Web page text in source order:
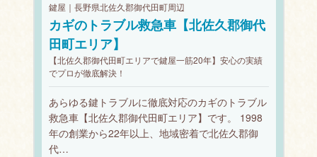
鍵屋｜長野県北佐久郡御代田町周辺
カギのトラブル救急車【北佐久郡御代
田町エリア】
【北佐久郡御代田町エリアで鍵屋一筋20年】安心の実績
でプロが徹底解決！
あらゆる鍵トラブルに徹底対応のカギのトラブル
救急車【北佐久郡御代田町エリア】です。 1998
年の創業から22年以上、地域密着で北佐久郡御
代…